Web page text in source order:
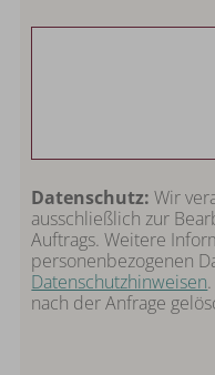
Datenschutz:Wir
ausschließlich zur
Auftrags. Weitere
personenbezogenen
Datenschutzhinweisen
nach der Anfrage